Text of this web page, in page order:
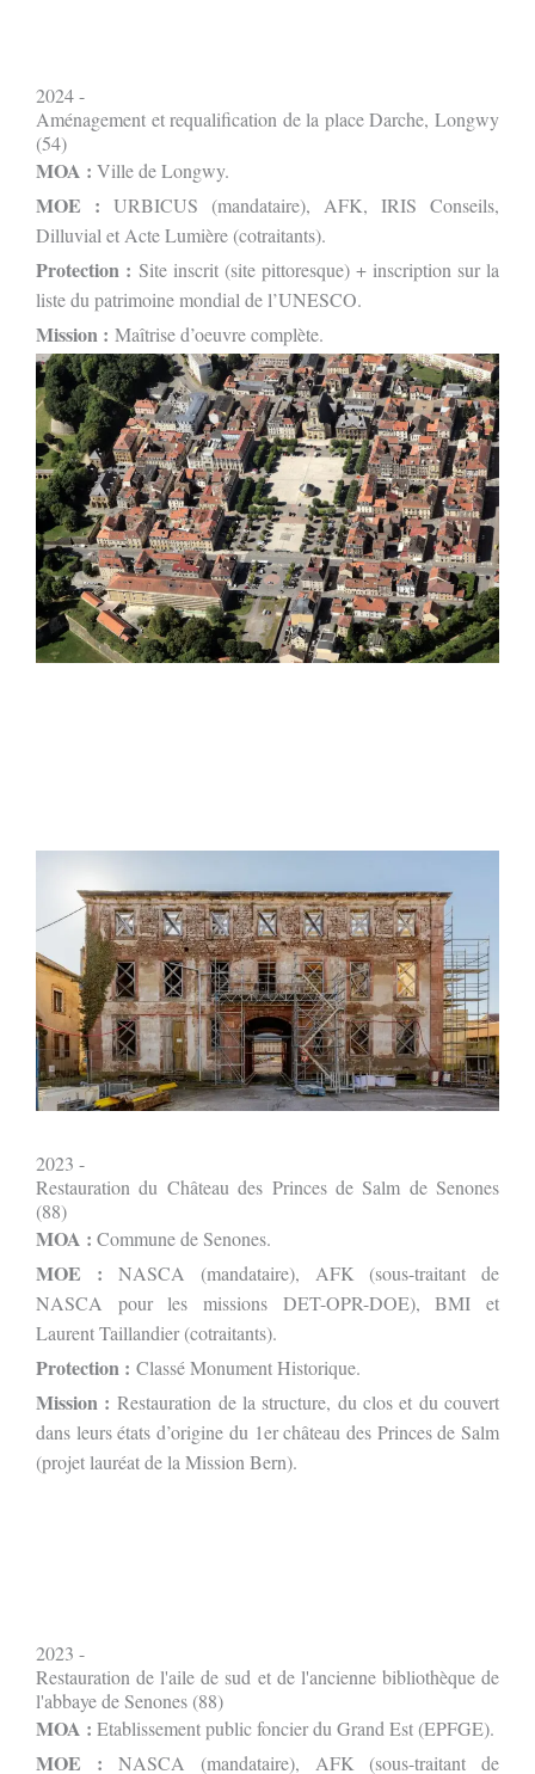
2024 -
Aménagement et requalification de la place Darche, Longwy
(54)
MOA : Ville de Longwy.
MOE : URBICUS (mandataire), AFK, IRIS Conseils,
Dilluvial et Acte Lumière (cotraitants).
Protection : Site inscrit (site pittoresque) + inscription sur la
liste du patrimoine mondial de l’UNESCO.
Mission : Maîtrise d’oeuvre complète.
2023 -
Restauration du Château des Princes de Salm de Senones
(88)
MOA : Commune de Senones.
MOE : NASCA (mandataire), AFK (sous-traitant de
NASCA pour les missions DET-OPR-DOE), BMI et
Laurent Taillandier (cotraitants).
Protection : Classé Monument Historique.
Mission : Restauration de la structure, du clos et du couvert
dans leurs états d’origine du 1er château des Princes de Salm
(projet lauréat de la Mission Bern).
2023 -
Restauration de l'aile de sud et de l'ancienne bibliothèque de
l'abbaye de Senones (88)
MOA : Etablissement public foncier du Grand Est (EPFGE).
MOE : NASCA (mandataire), AFK (sous-traitant de